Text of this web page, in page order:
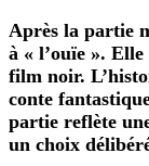
Après la partie
à « l’ouïe ». Elle
film noir.
conte
partie reflète
un choix